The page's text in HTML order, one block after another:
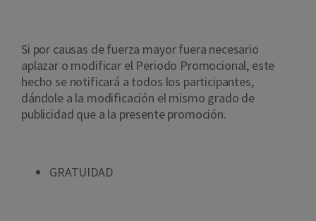
Si por causas de fuerza mayor fuera necesario
aplazar o modificar el Periodo Promocional, este
hecho se notificará a todos los participantes,
dándole a la modificación el mismo grado de
publicidad que a la presente promoción.
GRATUIDAD